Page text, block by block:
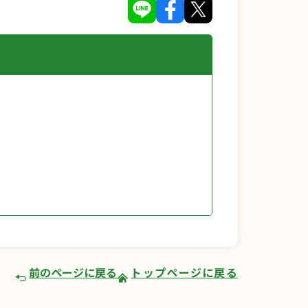
前のページに戻る トップページに戻る